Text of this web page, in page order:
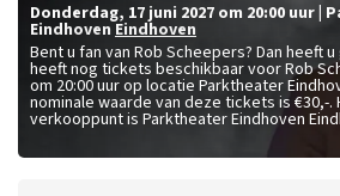
donderdag, 17 juni 2027 om 20:00 uur
Eindhoven Eindhoven
Bent u fan van Rob Scheepers? Dan heeft
heeft nog tickets beschikbaar voor Rob
om 20:00 uur op locatie Parktheater
nominale waarde van deze tickets is €30,-.
verkooppunt is Parktheater Eindhoven